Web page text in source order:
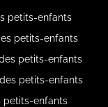
petits-enfants
petits-enfants
petits-enfants
petits-enfants
petits-enfants